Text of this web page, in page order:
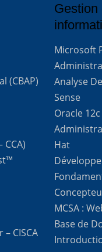
(CBAP)
CCA)
CISCA
Gestion
Microsoft
Analyse
Sense
Oracle
Hat
MCSA :
Base de